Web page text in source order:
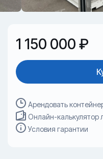
1 150 000 ₽
Арендовать
Онлайн-калькулятор
Условия гарантии